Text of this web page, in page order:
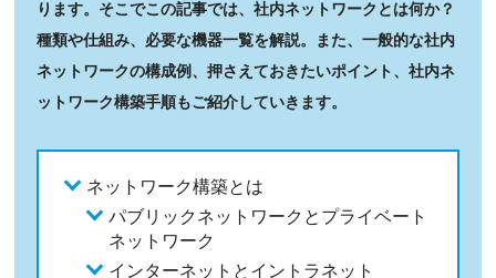
ります。そこでこの記事では、社内ネットワークとは何か？
種類や仕組み、必要な機器一覧を解説。また、一般的な社内
ネットワークの構成例、押さえておきたいポイント、社内ネ
ットワーク構築手順もご紹介していきます。
ネットワーク構築とは
パブリックネットワークとプライベート
ネットワーク
インターネットとイントラネット